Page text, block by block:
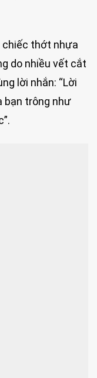
chiếc thớt nhựa
do nhiều vết cắt
lời nhắn: “Lời
bạn trông như